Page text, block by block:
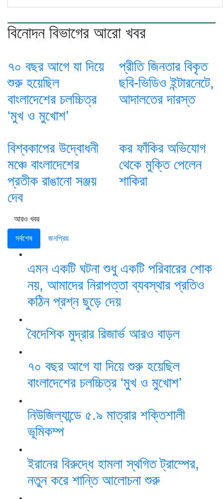
বিনোদন বিভাগের আরো খবর
৭০ বছর আগে যা ‍দিয়ে
শুরু হয়েছিল
বাংলাদেশের চলচ্চিত্র
‘মুখ ও মুখোশ’
প্রীতি জিনতার বিকৃত
ছবি-ভিডিও ইন্টারনেটে,
আদালতের দারস্ত
বিশ্বকাপের উদ্বোধনী
মঞ্চে বাংলাদেশের
প্রতীক রাঙানো সঞ্জয়
দেব
কর ফাঁকির অভিযোগ
থেকে মুক্তি পেলেন
শাকিরা
আরও খবর
সর্বশেষ জনপ্রিয়
এমন একটি ঘটনা শুধু একটি পরিবারের শোক
নয়, আমাদের নিরাপত্তা ব্যবস্থার প্রতিও
কঠিন প্রশ্ন ছুড়ে দেয়
বৈদেশিক মুদ্রার রিজার্ভ আরও বাড়ল
৭০ বছর আগে যা ‍দিয়ে শুরু হয়েছিল
বাংলাদেশের চলচ্চিত্র ‘মুখ ও মুখোশ’
নিউজিল্যান্ডে ৫.৯ মাত্রার শক্তিশালী
ভূমিকম্প
ইরানের বিরুদ্ধে হামলা স্থগিত ট্রাম্পের,
নতুন করে শান্তি আলোচনা শুরু